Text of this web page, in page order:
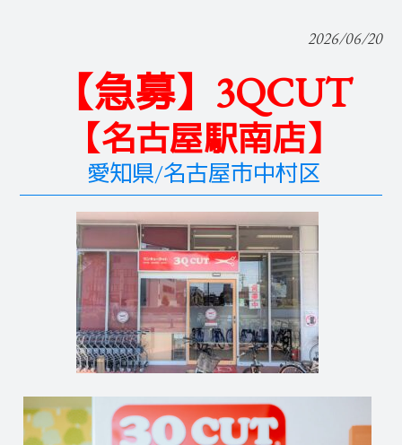
2026/06/20
【急募】3QCUT
【名古屋駅南店】
愛知県/名古屋市中村区